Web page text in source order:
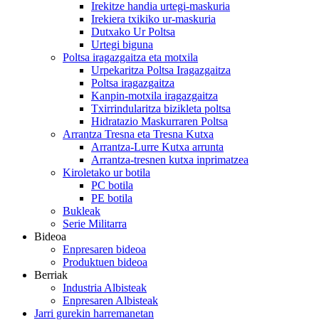
Irekitze handia urtegi-maskuria
Irekiera txikiko ur-maskuria
Dutxako Ur Poltsa
Urtegi biguna
Poltsa iragazgaitza eta motxila
Urpekaritza Poltsa Iragazgaitza
Poltsa iragazgaitza
Kanpin-motxila iragazgaitza
Txirrindularitza bizikleta poltsa
Hidratazio Maskurraren Poltsa
Arrantza Tresna eta Tresna Kutxa
Arrantza-Lurre Kutxa arrunta
Arrantza-tresnen kutxa inprimatzea
Kiroletako ur botila
PC botila
PE botila
Bukleak
Serie Militarra
Bideoa
Enpresaren bideoa
Produktuen bideoa
Berriak
Industria Albisteak
Enpresaren Albisteak
Jarri gurekin harremanetan